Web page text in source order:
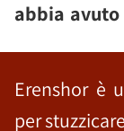
abbia
Erenshor è
per